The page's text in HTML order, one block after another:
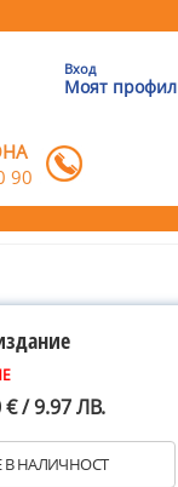
Вход
Моят профил
90
/ 9.97 ЛВ.
В НАЛИЧНОСТ